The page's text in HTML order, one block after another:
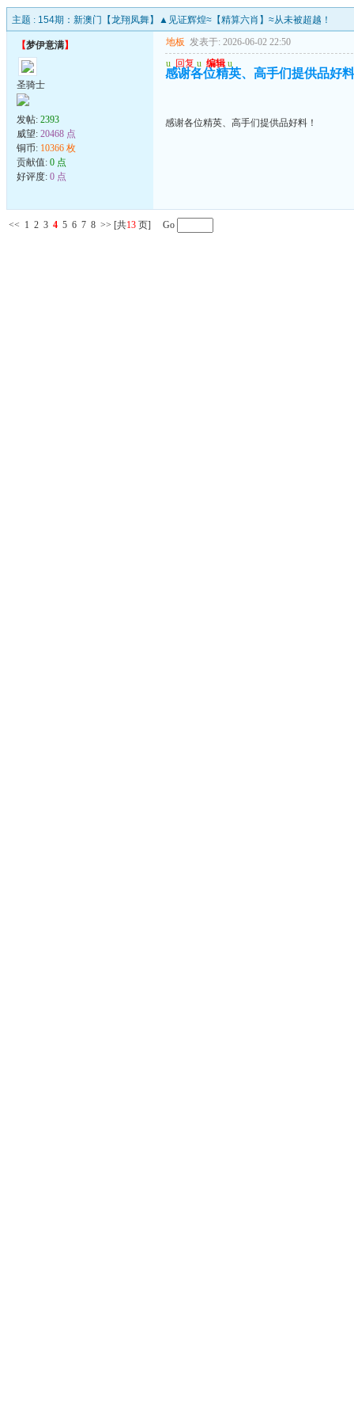
主题 : 154期：新澳门【龙翔凤舞】▲见证辉煌≈【精算六肖】≈从未被超越！
【梦伊意满】
圣骑士
发帖: 2393
威望: 20468 点
铜币: 10366 枚
贡献值: 0 点
好评度: 0 点
地板 发表于: 2026-06-02 22:50
u 回复 u 编辑 u
感谢各位精英、高手们提供品好
感谢各位精英、高手们提供品好料！
<< 1 2 3 4 5 6 7 8 >> [共13 页] Go